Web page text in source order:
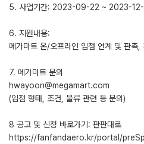
5. 사업기간: 2023-09-22 ~ 2023-12-
6. 지원내용:
메가마트 온/오프라인 입점 연계 및 판촉,
7. 메가마트 문의
hwayoon@megamart.com
(입점 형태, 조건, 물류 관련 등 문의)
8 공고 및 신청 바로가기: 판판대로
https://fanfandaero.kr/portal/